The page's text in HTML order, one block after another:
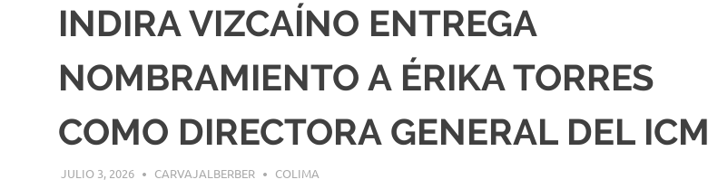
INDIRA VIZCAÍNO ENTREGA
NOMBRAMIENTO A ÉRIKA TORRES
COMO DIRECTORA GENERAL DEL ICM
JULIO 3, 2026 CARVAJALBERBER COLIMA